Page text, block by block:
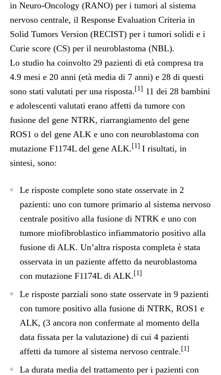
in Neuro-Oncology (RANO) per i tumori al sistema
nervoso centrale, il Response Evaluation Criteria in
Solid Tumors Version (RECIST) per i tumori solidi e i
Curie score (CS) per il neuroblastoma (NBL).
Lo studio ha coinvolto 29 pazienti di età compresa tra
4.9 mesi e 20 anni (età media di 7 anni) e 28 di questi
sono stati valutati per una risposta.[1] 11 dei 28 bambini
e adolescenti valutati erano affetti da tumore con
fusione del gene NTRK, riarrangiamento del gene
ROS1 o del gene ALK e uno con neuroblastoma con
mutazione F1174L del gene ALK.[1] I risultati, in
sintesi, sono:
Le risposte complete sono state osservate in 2
pazienti: uno con tumore primario al sistema nervoso
centrale positivo alla fusione di NTRK e uno con
tumore miofibroblastico infiammatorio positivo alla
fusione di ALK. Un’altra risposta completa è stata
osservata in un paziente affetto da neuroblastoma
con mutazione F1174L di ALK.[1]
Le risposte parziali sono state osservate in 9 pazienti
con tumore positivo alla fusione di NTRK, ROS1 e
ALK, (3 ancora non confermate al momento della
data fissata per la valutazione) di cui 4 pazienti
affetti da tumore al sistema nervoso centrale.[1]
La durata media del trattamento per i pazienti con